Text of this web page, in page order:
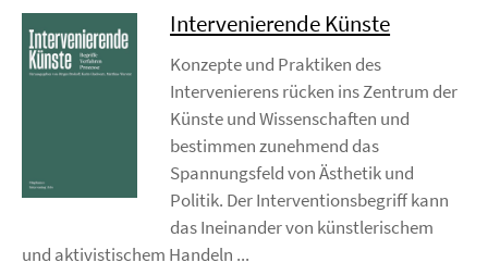
Intervenierende Künste
Konzepte und Praktiken des
Intervenierens rücken ins Zentrum der
Künste und Wissenschaften und
bestimmen zunehmend das
Spannungsfeld von Ästhetik und
Politik. Der Interventionsbegriff kann
das Ineinander von künstlerischem
und aktivistischem Handeln ...